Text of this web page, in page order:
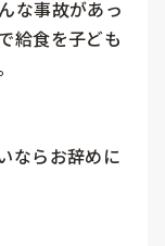
な事故があっ
給食を子ども
ならお辞めに